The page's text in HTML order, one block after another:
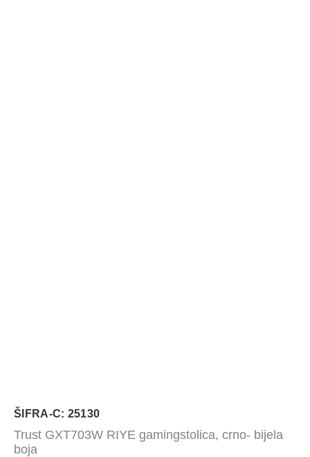
ŠIFRA-C: 25130
Trust GXT703W RIYE gamingstolica, crno- bijela
boja